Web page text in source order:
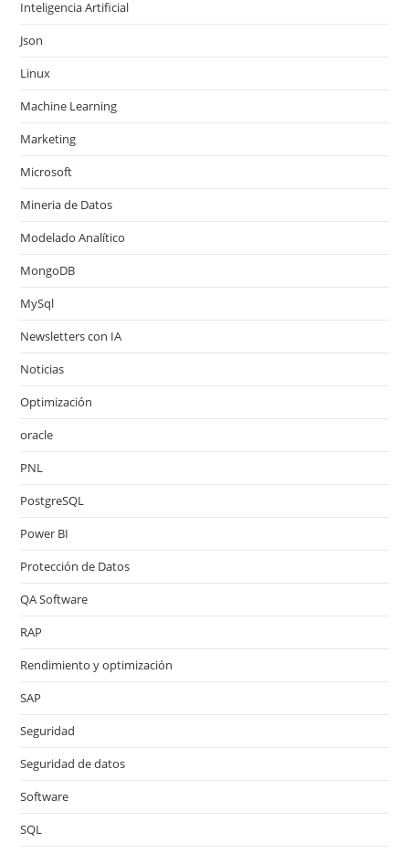
Inteligencia Artificial
Json
Linux
Machine Learning
Marketing
Microsoft
Mineria de Datos
Modelado Analítico
MongoDB
MySql
Newsletters con IA
Noticias
Optimización
oracle
PNL
PostgreSQL
Power BI
Protección de Datos
QA Software
RAP
Rendimiento y optimización
SAP
Seguridad
Seguridad de datos
Software
SQL